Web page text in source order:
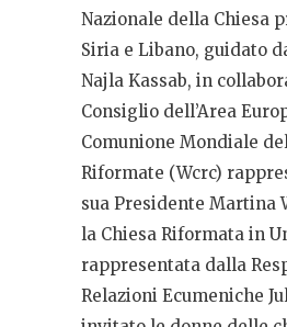
Nazionale della Chiesa
Siria e Libano, guidato
Najla Kassab, in
Consiglio dell’Area
Comunione Mondiale
Riformate (Wcrc)
sua Presidente Martina
la Chiesa Riformata in
rappresentata dalla
Relazioni Ecumeniche